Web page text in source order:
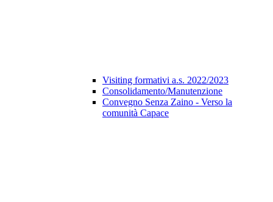
Visiting formativi a.s. 2022/2023
Consolidamento/Manutenzione
Convegno Senza Zaino - Verso la
comunità Capace